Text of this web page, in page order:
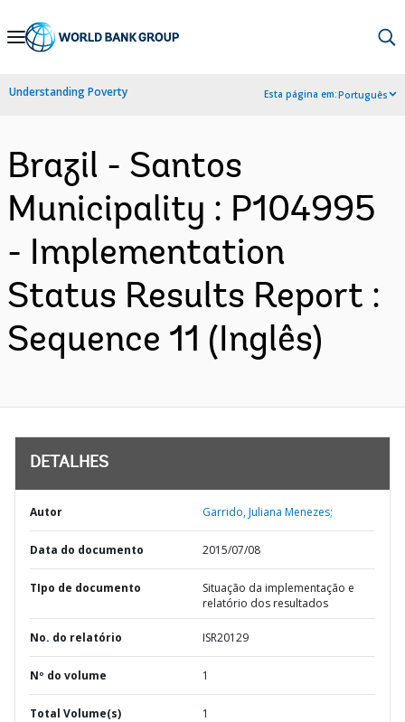
Skip
Navigation
Understanding Poverty Esta página em:Português
Brazil - Santos
Municipality : P104995
- Implementation
Status Results Report :
Sequence 11 (Inglês)
DETALHES
Autor Garrido, Juliana Menezes;
Data do documento 2015/07/08
TIpo de documento
Situação da implementação e
relatório dos resultados
No. do relatório ISR20129
Nº do volume 1
Total Volume(s) 1